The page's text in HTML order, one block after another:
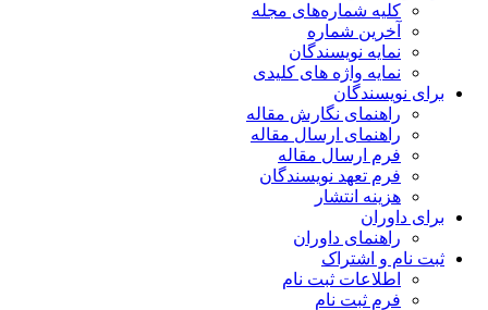
کلیه شماره‌های مجله
آخرین شماره
نمایه نویسندگان
نمایه واژه های کلیدی
برای نویسندگان
راهنمای نگارش مقاله
راهنمای ارسال مقاله
فرم ارسال مقاله
فرم تعهد نویسندگان
هزینه انتشار
برای داوران
راهنمای داوران
ثبت نام و اشتراک
اطلاعات ثبت نام
فرم ثبت نام